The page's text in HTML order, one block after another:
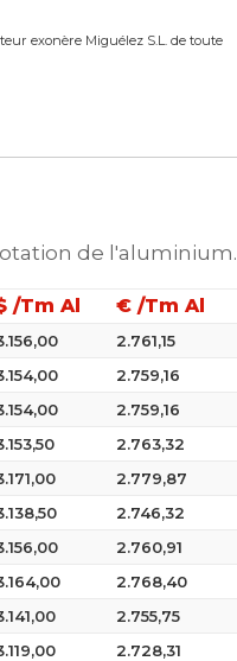
exonère Miguélez S.L. de toute
de l'aluminium.
/Tm Al € /Tm Al
2.761,15
2.759,16
2.759,16
2.763,32
2.779,87
2.746,32
2.760,91
2.768,40
2.755,75
2.728,31